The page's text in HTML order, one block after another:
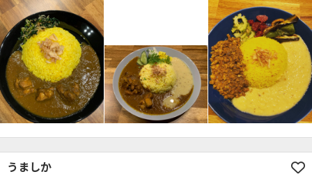
うましか